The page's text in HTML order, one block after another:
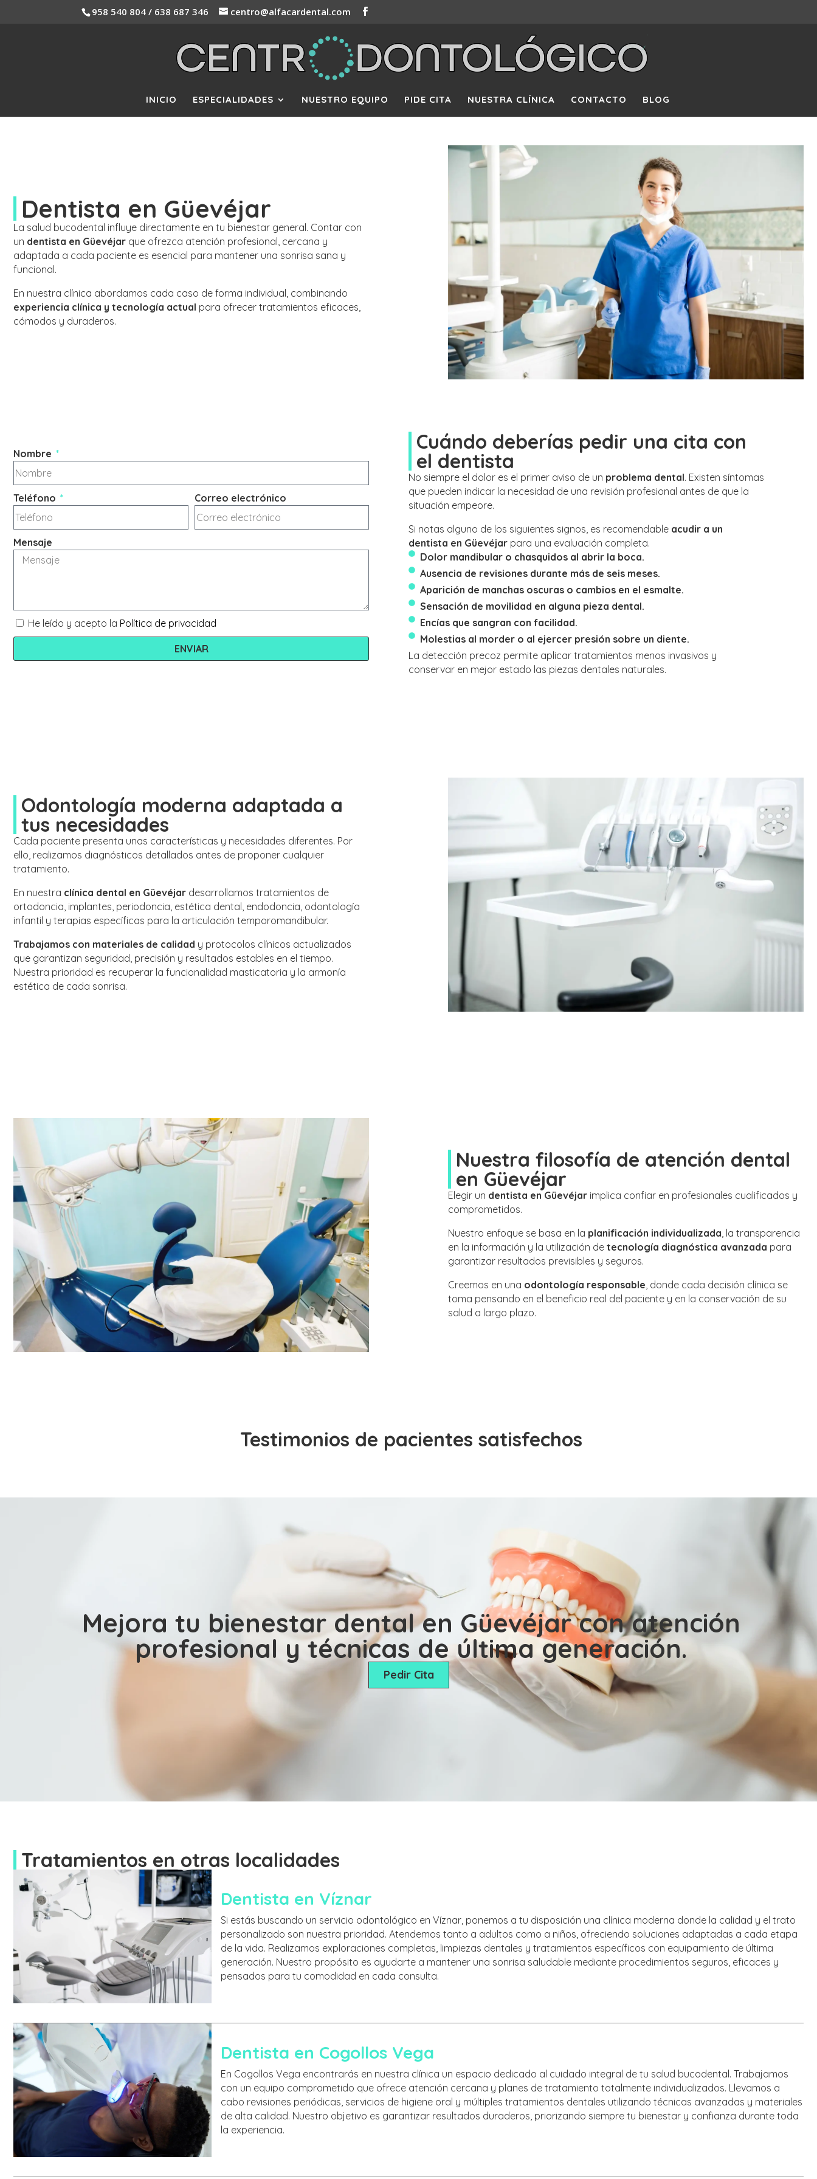
958 540 804 / 638 687 346 centro@alfacardental.com
INICIO ESPECIALIDADES NUESTRO EQUIPO PIDE CITA NUESTRA CLÍNICA CONTACTO BLOG
Dentista en Güevéjar
La salud bucodental influye directamente en tu bienestar general. Contar con
un dentista en Güevéjar que ofrezca atención profesional, cercana y
adaptada a cada paciente es esencial para mantener una sonrisa sana y
funcional.
En nuestra clínica abordamos cada caso de forma individual, combinando
experiencia clínica y tecnología actual para ofrecer tratamientos eficaces,
cómodos y duraderos.
Nombre
Teléfono Correo electrónico
Mensaje
He leído y acepto la Política de privacidad
ENVIAR
Cuándo deberías pedir una cita con
el dentista
No siempre el dolor es el primer aviso de un problema dental. Existen síntomas
que pueden indicar la necesidad de una revisión profesional antes de que la
situación empeore.
Si notas alguno de los siguientes signos, es recomendable acudir a un
dentista en Güevéjar para una evaluación completa.
Dolor mandibular o chasquidos al abrir la boca.
Ausencia de revisiones durante más de seis meses.
Aparición de manchas oscuras o cambios en el esmalte.
Sensación de movilidad en alguna pieza dental.
Encías que sangran con facilidad.
Molestias al morder o al ejercer presión sobre un diente.
La detección precoz permite aplicar tratamientos menos invasivos y
conservar en mejor estado las piezas dentales naturales.
Odontología moderna adaptada a
tus necesidades
Cada paciente presenta unas características y necesidades diferentes. Por
ello, realizamos diagnósticos detallados antes de proponer cualquier
tratamiento.
En nuestra clínica dental en Güevéjar desarrollamos tratamientos de
ortodoncia, implantes, periodoncia, estética dental, endodoncia, odontología
infantil y terapias específicas para la articulación temporomandibular.
Trabajamos con materiales de calidad y protocolos clínicos actualizados
que garantizan seguridad, precisión y resultados estables en el tiempo.
Nuestra prioridad es recuperar la funcionalidad masticatoria y la armonía
estética de cada sonrisa.
Nuestra filosofía de atención dental
en Güevéjar
Elegir un dentista en Güevéjar implica confiar en profesionales cualificados y
comprometidos.
Nuestro enfoque se basa en la planificación individualizada, la transparencia
en la información y la utilización de tecnología diagnóstica avanzada para
garantizar resultados previsibles y seguros.
Creemos en una odontología responsable, donde cada decisión clínica se
toma pensando en el beneficio real del paciente y en la conservación de su
salud a largo plazo.
Testimonios de pacientes satisfechos
Mejora tu bienestar dental en Güevéjar con atención
profesional y técnicas de última generación.
Pedir Cita
Tratamientos en otras localidades
Dentista en Víznar
Si estás buscando un servicio odontológico en Víznar, ponemos a tu disposición una clínica moderna donde la calidad y el trato
personalizado son nuestra prioridad. Atendemos tanto a adultos como a niños, ofreciendo soluciones adaptadas a cada etapa
de la vida. Realizamos exploraciones completas, limpiezas dentales y tratamientos específicos con equipamiento de última
generación. Nuestro propósito es ayudarte a mantener una sonrisa saludable mediante procedimientos seguros, eficaces y
pensados para tu comodidad en cada consulta.
Dentista en Cogollos Vega
En Cogollos Vega encontrarás en nuestra clínica un espacio dedicado al cuidado integral de tu salud bucodental. Trabajamos
con un equipo comprometido que ofrece atención cercana y planes de tratamiento totalmente individualizados. Llevamos a
cabo revisiones periódicas, servicios de higiene oral y múltiples tratamientos dentales utilizando técnicas avanzadas y materiales
de alta calidad. Nuestro objetivo es garantizar resultados duraderos, priorizando siempre tu bienestar y confianza durante toda
la experiencia.